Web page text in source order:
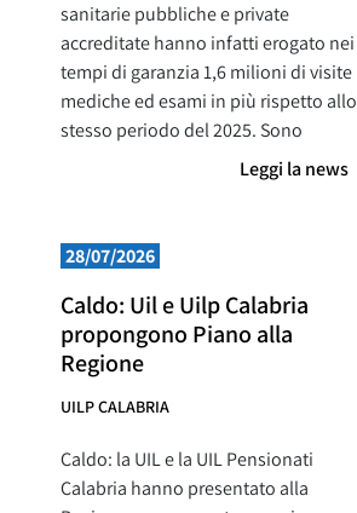
sanitarie pubbliche e private
accreditate hanno infatti erogato nei
tempi di garanzia 1,6 milioni di visite
mediche ed esami in più rispetto allo
stesso periodo del 2025. Sono
Leggi la news
28/07/2026
Caldo: Uil e Uilp Calabria
propongono Piano alla
Regione
UILP CALABRIA
Caldo: la UIL e la UIL Pensionati
Calabria hanno presentato alla